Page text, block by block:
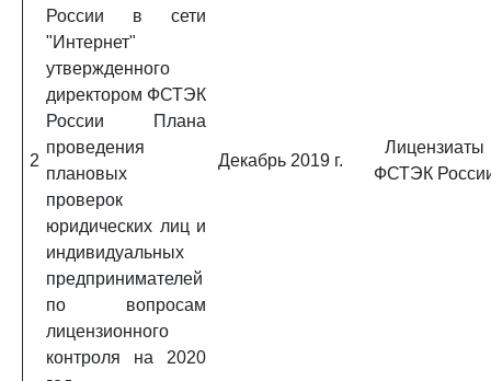
2
России в сети
"Интернет"
утвержденного
директором ФСТЭК
России Плана
проведения
плановых
проверок
юридических лиц и
индивидуальных
предпринимателей
по вопросам
лицензионного
контроля на 2020
Декабрь 2019 г.
Лицензиаты
ФСТЭК